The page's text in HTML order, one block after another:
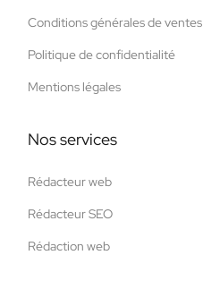
Conditions générales de ventes
Politique de confidentialité
Mentions légales
Nos services
Rédacteur web
Rédacteur SEO
Rédaction web